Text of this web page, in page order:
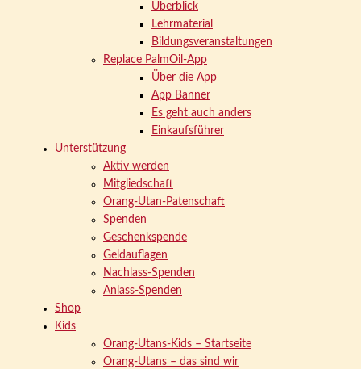
Überblick
Lehrmaterial
Bildungsveranstaltungen
Replace PalmOil-App
Über die App
App Banner
Es geht auch anders
Einkaufsführer
Unterstützung
Aktiv werden
Mitgliedschaft
Orang-Utan-Patenschaft
Spenden
Geschenkspende
Geldauflagen
Nachlass-Spenden
Anlass-Spenden
Shop
Kids
Orang-Utans-Kids – Startseite
Orang-Utans – das sind wir